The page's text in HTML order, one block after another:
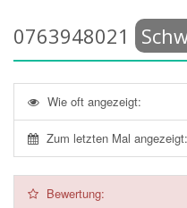
0763948021
Wie oft angezeigt:
Zum letzten Mal angezeigt:
Bewertung: